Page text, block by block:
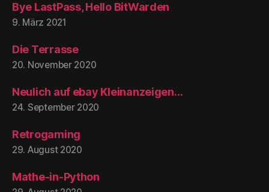
Bye LastPass, Hello BitWarden
9. März 2021
Die Terrasse
20. November 2020
Neulich auf ebay Kleinanzeigen…
24. September 2020
Retrogaming
29. August 2020
Mathe-in-Python